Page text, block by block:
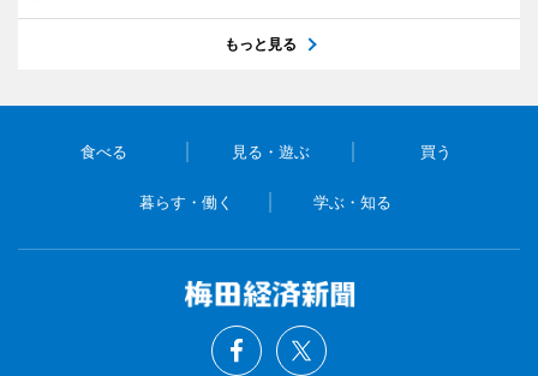
もっと見る
食べる 見る・遊ぶ 買う
暮らす・働く 学ぶ・知る